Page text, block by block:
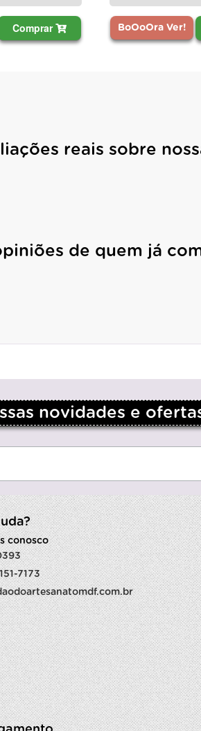
Comprar BoOoOra Ver!
reais sobre
de quem já
novidades e
conosco
7173